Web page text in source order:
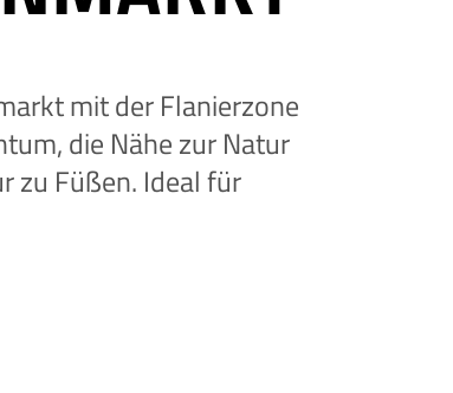
mit der Flanierzone
die Nähe zur Natur
zu Füßen. Ideal für